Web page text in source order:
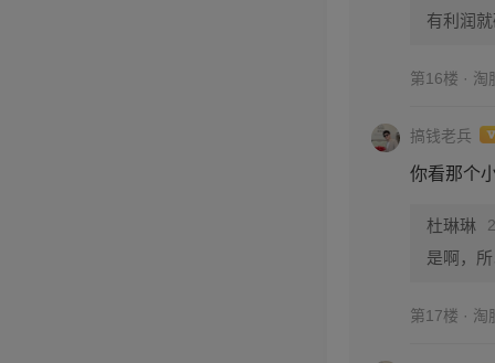
有利润
第16楼 · 淘
搞钱老兵
你看那个
杜琳琳
是啊，
第17楼 · 淘